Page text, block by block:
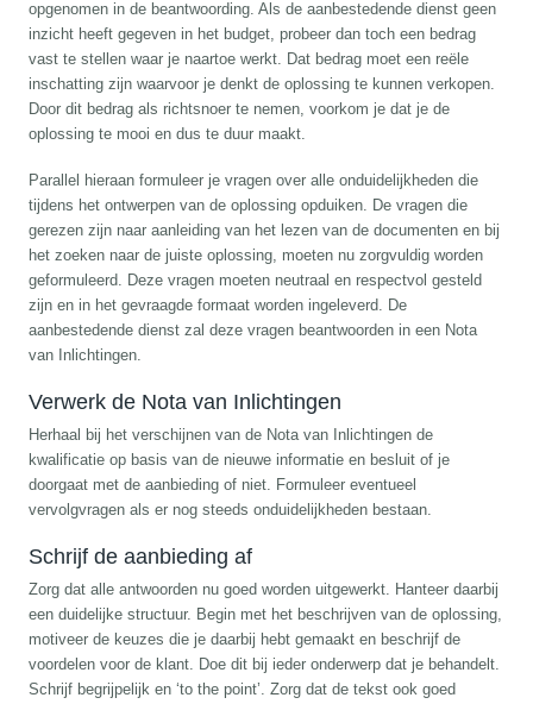
opgenomen in de beantwoording. Als de aanbestedende dienst geen
inzicht heeft gegeven in het budget, probeer dan toch een bedrag
vast te stellen waar je naartoe werkt. Dat bedrag moet een reële
inschatting zijn waarvoor je denkt de oplossing te kunnen verkopen.
Door dit bedrag als richtsnoer te nemen, voorkom je dat je de
oplossing te mooi en dus te duur maakt.
Parallel hieraan formuleer je vragen over alle onduidelijkheden die
tijdens het ontwerpen van de oplossing opduiken. De vragen die
gerezen zijn naar aanleiding van het lezen van de documenten en bij
het zoeken naar de juiste oplossing, moeten nu zorgvuldig worden
geformuleerd. Deze vragen moeten neutraal en respectvol gesteld
zijn en in het gevraagde formaat worden ingeleverd. De
aanbestedende dienst zal deze vragen beantwoorden in een Nota
van Inlichtingen.
Verwerk de Nota van Inlichtingen
Herhaal bij het verschijnen van de Nota van Inlichtingen de
kwalificatie op basis van de nieuwe informatie en besluit of je
doorgaat met de aanbieding of niet. Formuleer eventueel
vervolgvragen als er nog steeds onduidelijkheden bestaan.
Schrijf de aanbieding af
Zorg dat alle antwoorden nu goed worden uitgewerkt. Hanteer daarbij
een duidelijke structuur. Begin met het beschrijven van de oplossing,
motiveer de keuzes die je daarbij hebt gemaakt en beschrijf de
voordelen voor de klant. Doe dit bij ieder onderwerp dat je behandelt.
Schrijf begrijpelijk en ‘to the point’. Zorg dat de tekst ook goed